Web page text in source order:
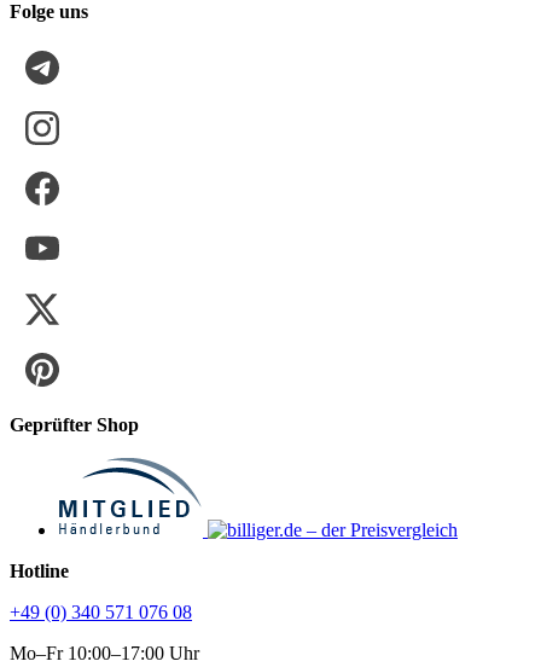
Folge uns
Geprüfter Shop
Hotline
+49 (0) 340 571 076 08
Mo–Fr 10:00–17:00 Uhr